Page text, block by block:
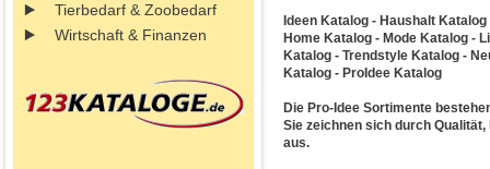
Tierbedarf & Zoobedarf
Wirtschaft & Finanzen
Ideen Katalog - Haushalt
Home Katalog - Mode Katalog -
Katalog - Trendstyle Katalog -
Katalog - ProIdee Katalog
Die Pro-Idee Sortimente
Sie zeichnen sich durch
aus.